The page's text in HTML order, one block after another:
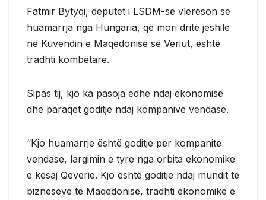
Fatmir Bytyqi, deputet i LSDM-së vlerëson se
huamarrja nga Hungaria, që mori dritë jeshile
në Kuvendin e Maqedonisë së Veriut, është
tradhti kombëtare.
Sipas tij, kjo ka pasoja edhe ndaj ekonomisë
dhe paraqet goditje ndaj kompanive vendase.
“Kjo huamarrje është goditje për kompanitë
vendase, largimin e tyre nga orbita ekonomike
e kësaj Qeverie. Kjo është goditje ndaj mundit të
bizneseve të Maqedonisë, tradhti ekonomike e